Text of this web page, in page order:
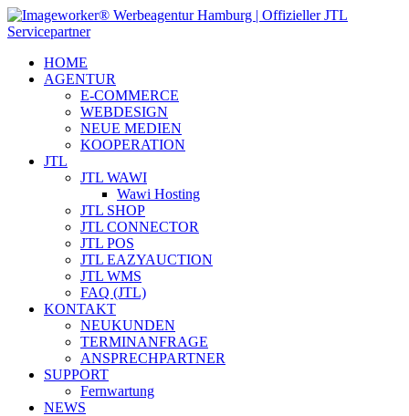
HOME
AGENTUR
E-COMMERCE
WEBDESIGN
NEUE MEDIEN
KOOPERATION
JTL
JTL WAWI
Wawi Hosting
JTL SHOP
JTL CONNECTOR
JTL POS
JTL EAZYAUCTION
JTL WMS
FAQ (JTL)
KONTAKT
NEUKUNDEN
TERMINANFRAGE
ANSPRECHPARTNER
SUPPORT
Fernwartung
NEWS